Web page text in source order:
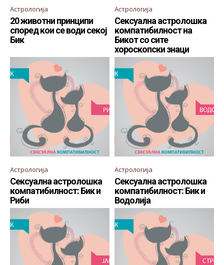
Астрологија
20 животни принципи
според кои се води секој
Бик
Астрологија
Сексуална астролошка
компатибилност на
Бикот со сите
хороскопски знаци
Астрологија
Сексуална астролошка
компатибилност: Бик и
Риби
Астрологија
Сексуална астролошка
компатибилност: Бик и
Водолија